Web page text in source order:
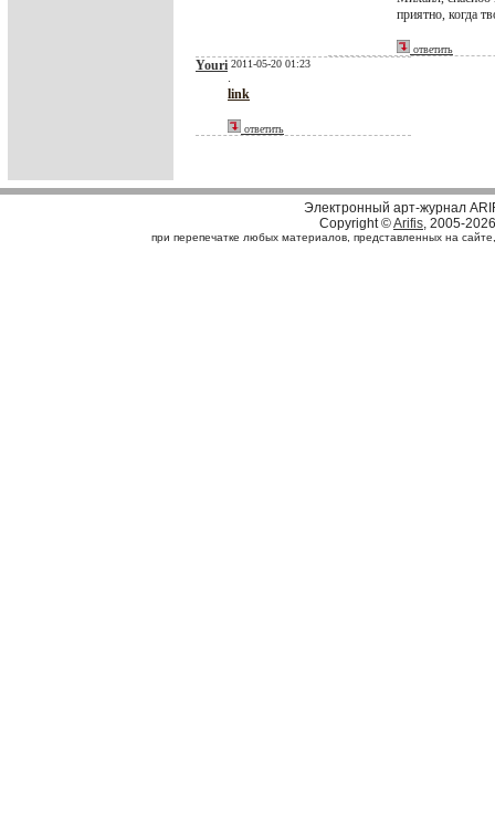
приятно, когда
ответить
Youri 2011-05-20 01:23
.
link
ответить
Электронный арт-журнал
Copyright ©Arifis, 2005-2026
при перепечатке любых материалов, представленных на